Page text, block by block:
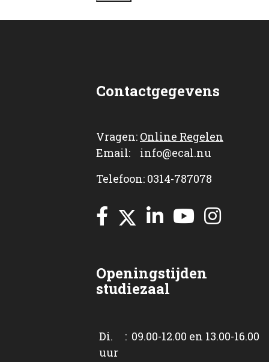
Contactgegevens
Vragen: Online Regelen
Email: info@ecal.nu
Telefoon: 0314-787078
Openingstijden
studiezaal
Di. : 09.00-12.00 en 13.00-16.00
uur